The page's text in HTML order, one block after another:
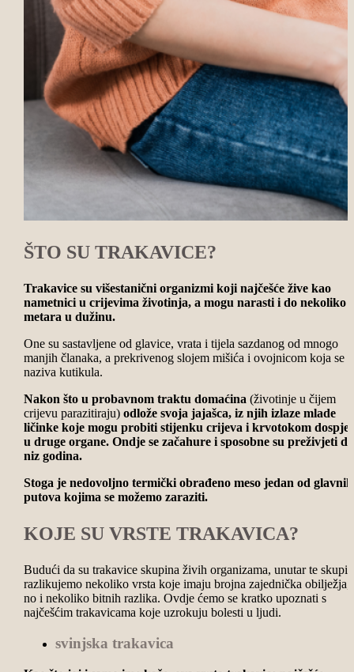
ŠTO SU TRAKAVICE?
Trakavice su višestanični organizmi koji najčešće žive kao
nametnici u crijevima životinja, a mogu narasti i do nekoliko
metara u dužinu.
One su sastavljene od glavice, vrata i tijela sazdanog od mnogo
manjih članaka, a prekrivenog slojem mišića i ovojnicom koja se
naziva kutikula.
Nakon što u probavnom traktu domaćina (životinje u čijem
crijevu parazitiraju) odlože svoja jajašca, iz njih izlaze mlade
ličinke koje mogu probiti stijenku crijeva i krvotokom
u druge organe. Ondje se začahure i sposobne su preživjeti
niz godina.
Stoga je nedovoljno termički obrađeno meso jedan od glavnih
putova kojima se možemo zaraziti.
KOJE SU VRSTE TRAKAVICA?
Budući da su trakavice skupina živih organizama, unutar te
razlikujemo nekoliko vrsta koje imaju brojna zajednička obilježja,
no i nekoliko bitnih razlika. Ovdje ćemo se kratko upoznati s
najčešćim trakavicama koje uzrokuju bolesti u ljudi.
svinjska trakavica